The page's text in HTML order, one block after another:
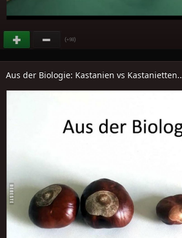
(+98)
Aus der Biologie: Kastanien vs Kastanietten..